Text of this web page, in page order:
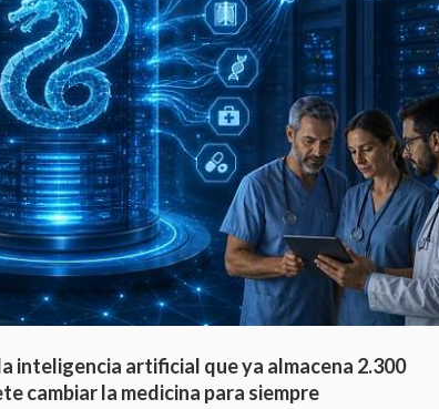
inteligencia artificial que ya almacena 2.300
cambiar la medicina para siempre